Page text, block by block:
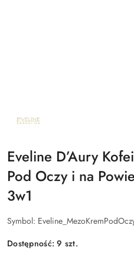
PRODUCENTA:
Eveline D’Aury
Pod Oczy i na
3w1
Symbol:
Dostępność:9 szt.